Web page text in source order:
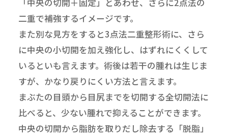
「中央の切開＋固定」とあわせ、さらに2点法の
二重で補強するイメージです。
また別な見方をすると3点法二重整形術に、さら
に中央の小切開を加え強化し、はずれにくくして
いるといも言えます。術後は若干の腫れは生じま
すが、かなり戻りにくい方法と言えます。
まぶたの目頭から目尻までを切開する全切開法に
比べると、少ない腫れで抑えることができます。
中央の切開から脂肪を取りだし除去する「脱脂」